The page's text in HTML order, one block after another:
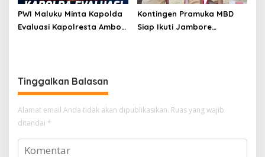
PWI Maluku Minta Kapolda
Evaluasi Kapolresta Ambon
Polresta Ambon
Kontingen Pramuka MBD
Siap Ikuti Jambore
Tinggalkan Balasan
Alamat email Anda tidak akan dipublikasikan. Ruas yang wajib
ditandai *